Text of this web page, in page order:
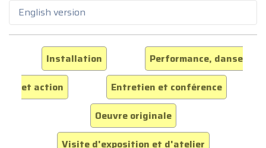
English version
Installation
Performance, danse
et action
Entretien et conférence
Oeuvre originale
Visite d'exposition et d'atelier